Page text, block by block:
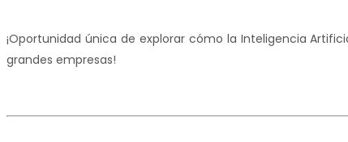
¡Oportunidad única de explorar cómo la Inteligencia
grandes empresas!